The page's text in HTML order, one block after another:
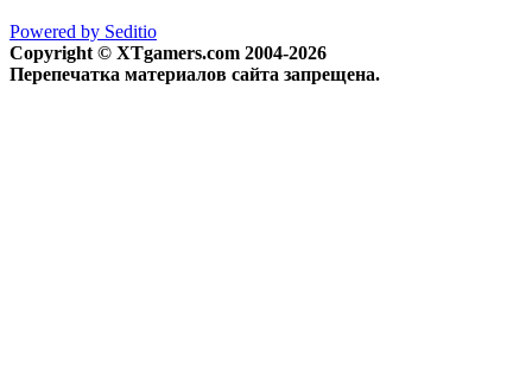
Powered by Seditio
Copyright © XTgamers.com 2004-2026
Перепечатка материалов сайта запрещена.